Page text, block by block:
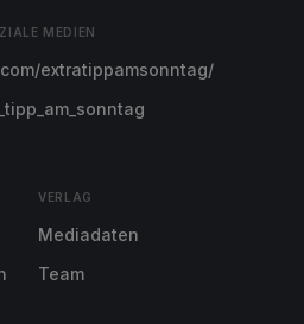
MEDIEN
extratippamsonntag/
VERLAG
Mediadaten
Team